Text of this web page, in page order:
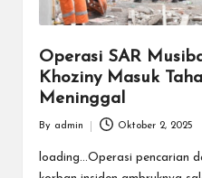
Operasi SAR
Khoziny Masuk
Meninggal
by
By admin Oktober 2, 2025
loading...Operasi pencarian